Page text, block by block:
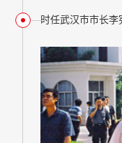
时任武汉市市长李